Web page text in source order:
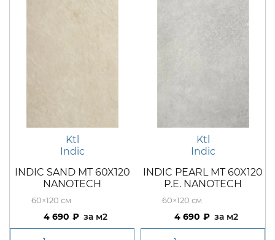
Ktl
Indic
INDIC SAND MT 60X120
NANOTECH
60×120
4 690 м2
Ktl
Indic
INDIC PEARL MT 60X120
P.E. NANOTECH
60×120
4 690 м2